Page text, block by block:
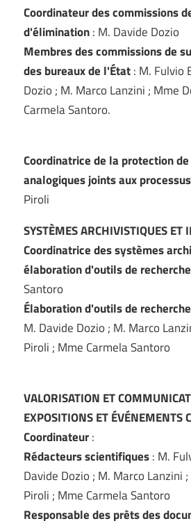
Coordinateur des commissions
d'élimination: M. Davide Dozio
Membres des commissions de
des bureaux de l'État: M. Fulvio
Dozio ; M. Marco Lanzini ; Mme
Carmela Santoro.
Coordinatrice de la protection
analogiques joints aux processus
Piroli
SYSTÈMES ARCHIVISTIQUES ET
Coordinatrice des systèmes
élaboration d'outils de
Santoro
Élaboration d'outils de recherche
M. Davide Dozio ; M. Marco
Piroli ; Mme Carmela Santoro
VALORISATION ET
EXPOSITIONS ET ÉVÉNEMENTS
Coordinateur:
Rédacteurs scientifiques: M.
Davide Dozio ; M. Marco Lanzini
Piroli ; Mme Carmela Santoro
Responsable des prêts des